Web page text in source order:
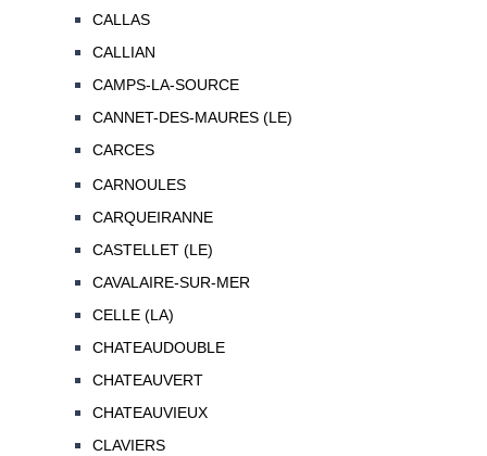
CALLAS
CALLIAN
CAMPS-LA-SOURCE
CANNET-DES-MAURES (LE)
CARCES
CARNOULES
CARQUEIRANNE
CASTELLET (LE)
CAVALAIRE-SUR-MER
CELLE (LA)
CHATEAUDOUBLE
CHATEAUVERT
CHATEAUVIEUX
CLAVIERS